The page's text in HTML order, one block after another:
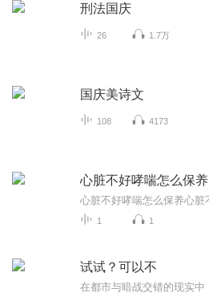
刑法国庆
26 1.7万
国庆美诗文
108 4173
心脏不好哮喘怎么保养
1 1
试试？可以不